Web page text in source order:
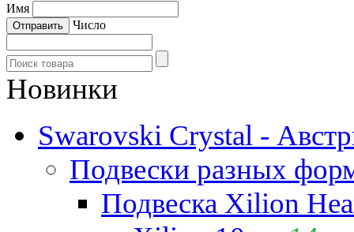
Имя
Число
Новинки
Swarovski Crystal -
Подвески разных
Подвеска Xilion